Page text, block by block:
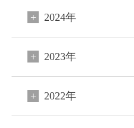
2024年
2023年
2022年